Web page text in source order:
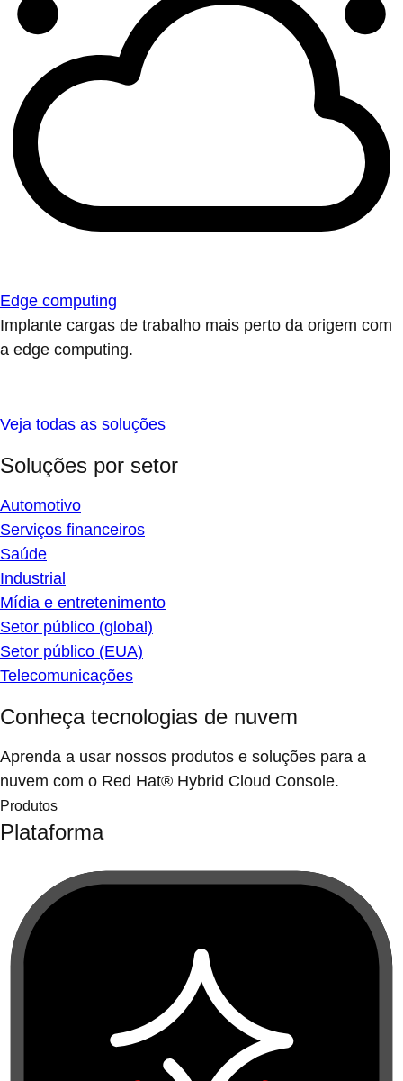
Edge computing
Implante cargas de trabalho mais perto da origem com
a edge computing.
Veja todas as soluções
Soluções por setor
Automotivo
Serviços financeiros
Saúde
Industrial
Mídia e entretenimento
Setor público (global)
Setor público (EUA)
Telecomunicações
Conheça tecnologias de nuvem
Aprenda a usar nossos produtos e soluções para a
nuvem com o Red Hat® Hybrid Cloud Console.
Produtos
Plataforma